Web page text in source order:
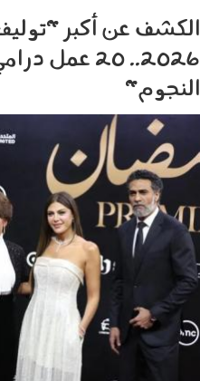
الكشف عن أكبر
2026.. 20
النجوم"
010206.jpg